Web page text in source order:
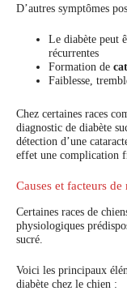
D’autres symptômes
Le diabète peut
récurrentes
Formation de
Faiblesse,
Chez certaines races
diagnostic de diabète
détection d’une
effet une complication
Causes et facteurs
Certaines races de
physiologiques
sucré.
Voici les principaux
diabète chez le chien :